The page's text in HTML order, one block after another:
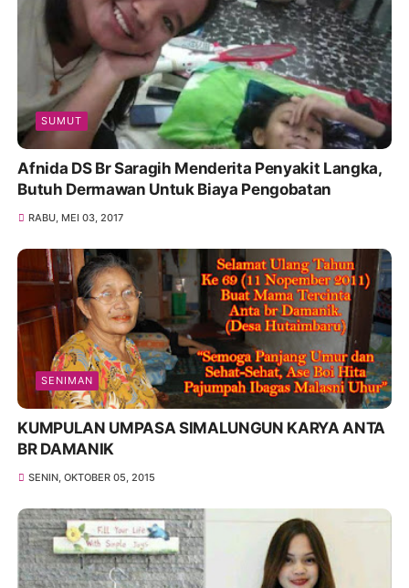
SUMUT
Afnida DS Br Saragih Menderita Penyakit Langka,
Butuh Dermawan Untuk Biaya Pengobatan
RABU, MEI 03, 2017
SENIMAN
KUMPULAN UMPASA SIMALUNGUN KARYA ANTA
BR DAMANIK
SENIN, OKTOBER 05, 2015